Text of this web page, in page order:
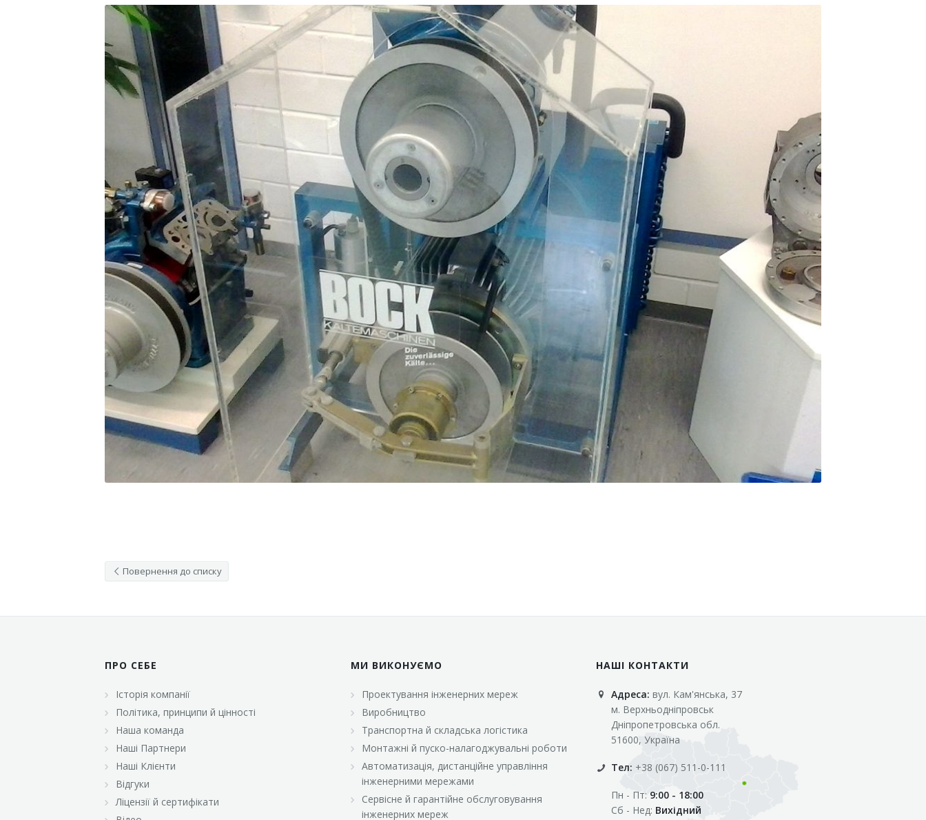
Повернення до списку
ПРО СЕБЕ
Історія компанії
Політика, принципи й цінності
Наша команда
Наші Партнери
Наші Клієнти
Відгуки
Ліцензії й сертифікати
МИ ВИКОНУЄМО
Проектування інженерних мереж
Виробництво
Транспортна й складська логістика
Монтажні й пуско-налагоджувальні роботи
Автоматизація, дистанційне управління
інженерними мережами
Сервісне й гарантійне обслуговування
інженерних мереж
НАШІ КОНТАКТИ
Адреса: вул. Кам'янська, 37
м. Верхньодніпровськ
Дніпропетровська обл.
51600, Україна
Тел: +38 (067) 511-0-111
Пн - Пт: 9:00 - 18:00
Сб - Нед: Вихідний